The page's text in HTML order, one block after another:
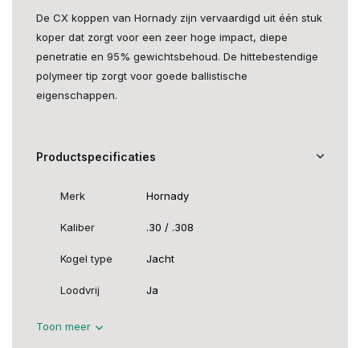
De CX koppen van Hornady zijn vervaardigd uit één stuk
koper dat zorgt voor een zeer hoge impact, diepe
penetratie en 95% gewichtsbehoud. De hittebestendige
polymeer tip zorgt voor goede ballistische
eigenschappen.
Productspecificaties
Merk Hornady
Kaliber .30 / .308
Kogel type Jacht
Loodvrij Ja
Toon meer